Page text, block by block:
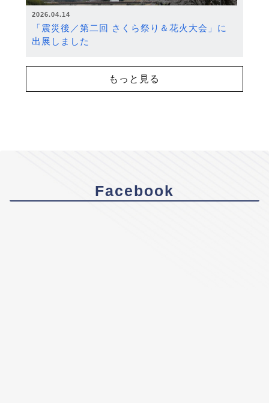
2026.04.14
「震災後／第二回 さくら祭り＆花火大会」に
出展しました
もっと見る
Facebook